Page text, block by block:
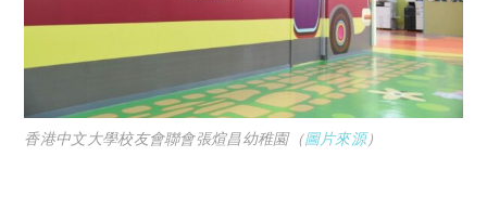
香港中文大學校友會聯會張煊昌幼稚園（圖片來源）